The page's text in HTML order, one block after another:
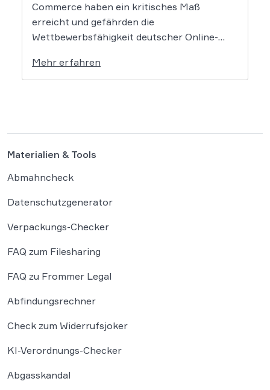
Commerce haben ein kritisches Maß
erreicht und gefährden die
Wettbewerbsfähigkeit deutscher Online-
Händlerbundes belegt, dass nahezu alle
befragten Unternehmen unter der
wahrgenommen. Der Online-Handel sieht
sich mit einer […]
Mehr erfahren
Materialien & Tools
Abmahncheck
Datenschutzgenerator
Verpackungs-Checker
FAQ zum Filesharing
FAQ zu Frommer Legal
Abfindungsrechner
Check zum Widerrufsjoker
KI-Verordnungs-Checker
Abgasskandal